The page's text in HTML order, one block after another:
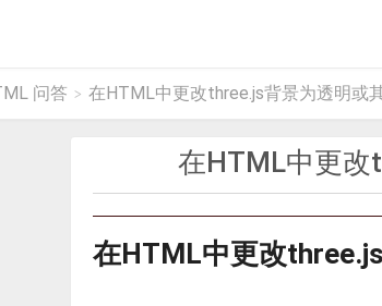
问答 > 在HTML中更改three.js背景为透明或
在HTML中更改
在HTML中更改